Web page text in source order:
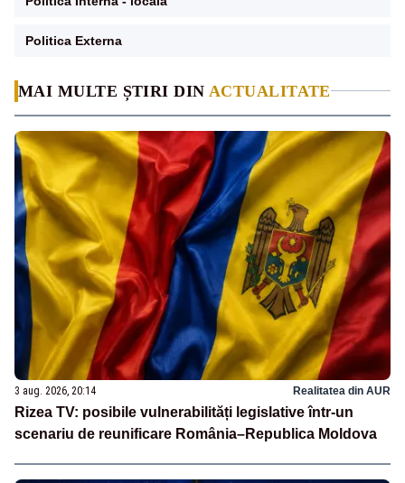
MAI MULTE ȘTIRI DIN ACTUALITATE
3 aug. 2026, 20:14 Realitatea din AUR
Rizea TV: posibile vulnerabilități legislative într-un
scenariu de reunificare România–Republica Moldova
Politica Externa